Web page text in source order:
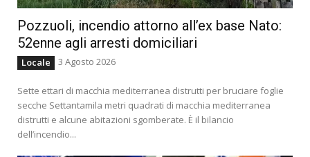
Pozzuoli, incendio attorno all’ex base Nato:
52enne agli arresti domiciliari
Locale 3 Agosto 2026
Sette ettari di macchia mediterranea distrutti per bruciare foglie
secche Settantamila metri quadrati di macchia mediterranea
distrutti e alcune abitazioni sgomberate. È il bilancio
dell’incendio...